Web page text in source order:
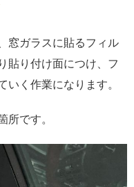
窓ガラスに貼るフィル
貼り付け面につけ、フ
いく作業になります。
所です。